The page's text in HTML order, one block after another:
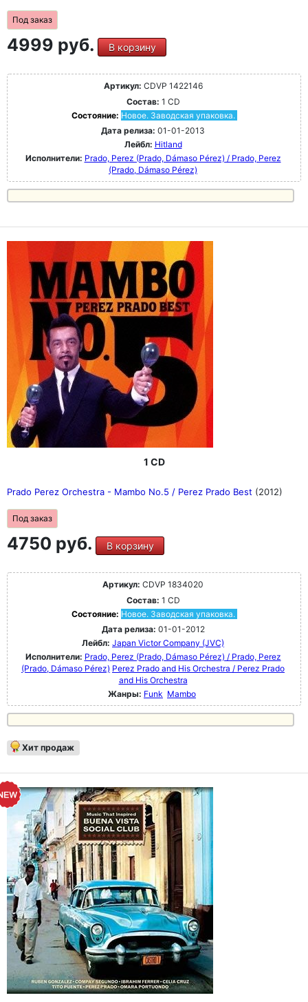
Под заказ
4999 руб. В корзину
Артикул: CDVP 1422146
Состав: 1 CD
Состояние: Новое. Заводская упаковка.
Дата релиза: 01-01-2013
Лейбл: Hitland
Исполнители: Prado, Perez (Prado, Dámaso Pérez) / Prado, Perez
(Prado, Dámaso Pérez)
1 CD
Prado Perez Orchestra - Mambo No.5 / Perez Prado Best (2012)
Под заказ
4750 руб. В корзину
Артикул: CDVP 1834020
Состав: 1 CD
Состояние: Новое. Заводская упаковка.
Дата релиза: 01-01-2012
Лейбл: Japan Victor Company (JVC)
Исполнители: Prado, Perez (Prado, Dámaso Pérez) / Prado, Perez
(Prado, Dámaso Pérez) Perez Prado and His Orchestra / Perez Prado
and His Orchestra
Жанры: Funk Mambo
Хит продаж